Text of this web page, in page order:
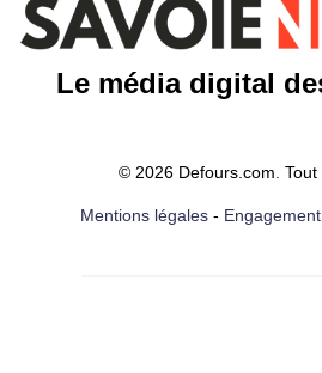
Le média digital
© 2026 Defours.com.
Mentions légales-